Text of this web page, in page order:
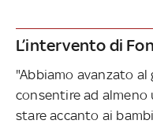
L’intervento di
"Abbiamo avanzato
consentire ad
stare accanto ai